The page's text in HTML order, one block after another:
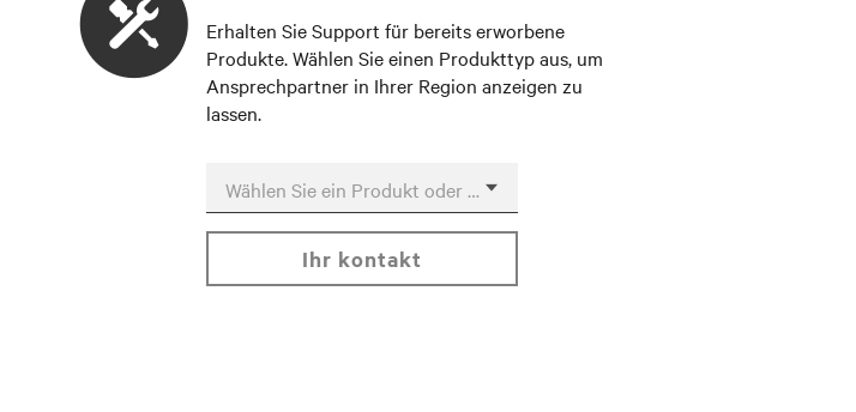
Erhalten Sie Support für bereits erworbene
Produkte. Wählen Sie einen Produkttyp aus, um
Ansprechpartner in Ihrer Region anzeigen zu
lassen.
Wählen Sie ein Produkt oder Service aus
ihr kontakt